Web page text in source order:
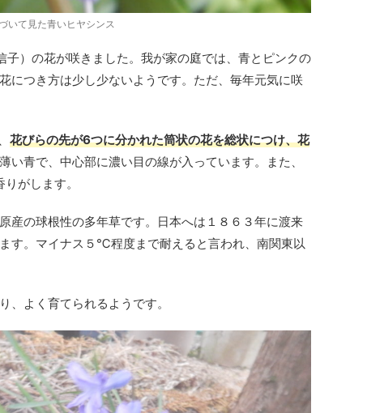
いて見た青いヒヤシンス
）の花が咲きました。我が家の庭では、青とピンクの
につき方は少し少ないようです。ただ、毎年元気に咲
花びらの先が6つに分かれた筒状の花を総状につけ、花
い青で、中心部に濃い目の線が入っています。また、
がします。
産の球根性の多年草です。日本へは１８６３年に渡来
す。マイナス５℃程度まで耐えると言われ、南関東以
、よく育てられるようです。